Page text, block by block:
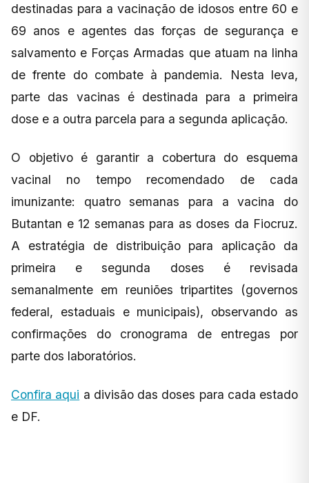
destinadas para a vacinação de idosos entre 60 e
69 anos e agentes das forças de segurança e
salvamento e Forças Armadas que atuam na linha
de frente do combate à pandemia. Nesta leva,
parte das vacinas é destinada para a primeira
dose e a outra parcela para a segunda aplicação.
O objetivo é garantir a cobertura do esquema
vacinal no tempo recomendado de cada
imunizante: quatro semanas para a vacina do
Butantan e 12 semanas para as doses da Fiocruz.
A estratégia de distribuição para aplicação da
primeira e segunda doses é revisada
semanalmente em reuniões tripartites (governos
federal, estaduais e municipais), observando as
confirmações do cronograma de entregas por
parte dos laboratórios.
Confira aqui a divisão das doses para cada estado
e DF.